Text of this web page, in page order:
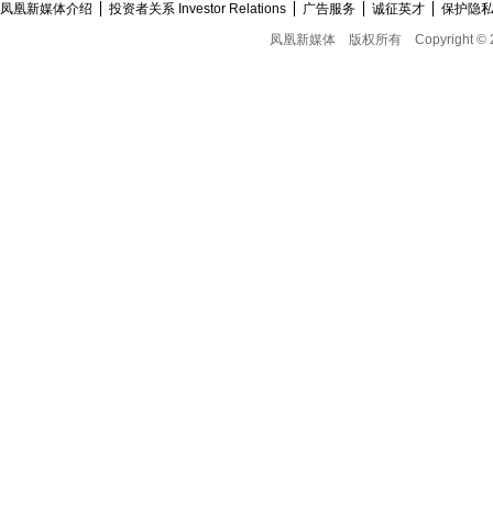
凤凰新媒体介绍 投资者关系 Investor Relations 广告服务 诚征英才
保护隐
凤凰新媒体
版权所有 Copyright ©